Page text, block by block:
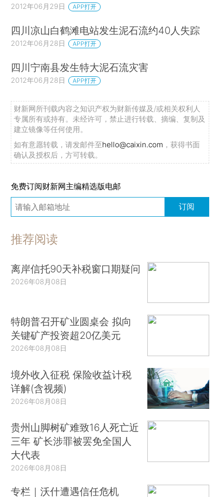
2012年06月29日 APP打开
四川凉山白鹤滩电站发生泥石流约40人失踪
2012年06月28日 APP打开
四川宁南县发生特大泥石流灾害
2012年06月28日 APP打开
财新网所刊载内容之知识产权为财新传媒及/或相关权利人
专属所有或持有。未经许可，禁止进行转载、摘编、复制及
建立镜像等任何使用。
如有意愿转载，请发邮件至hello@caixin.com ，获得书面
确认及授权后，方可转载。
免费订阅财新网主编精选版电邮
订阅
推荐阅读
离岸信托90天补税窗口期疑问
2026年08月08日
特朗普召开矿业圆桌会 拟向
关键矿产投资超20亿美元
2026年08月08日
境外收入征税 保险收益计税
详解(含视频)
2026年08月08日
贵州山脚树矿难致16人死亡近
三年 矿长涉罪被罢免全国人
大代表
2026年08月08日
专栏｜沃什遭遇信任危机